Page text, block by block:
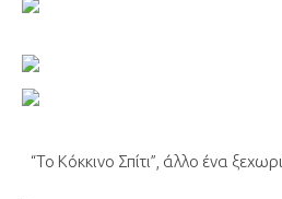
“Το Κόκκινο Σπίτι”, άλλο ένα